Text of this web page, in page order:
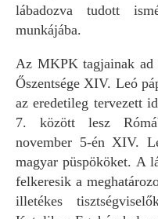
lábadozva tudott
munkájába.
Az MKPK tagjainak ad
Őszentsége XIV. Leó
az eredetileg tervezett
7. között lesz
november 5-én XIV.
magyar püspököket. A
felkeresik a
illetékes